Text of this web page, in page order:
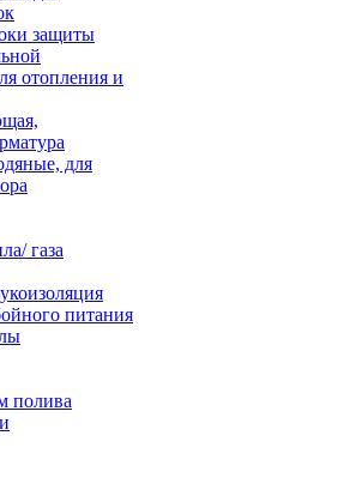
защиты
отопления и
для
газа
питания
полива